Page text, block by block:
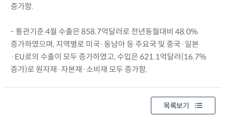
증가함.
- 통관기준 4월 수출은 858.7억달러로 전년동월대비 48.0%
증가하였으며, 지역별로 미국·동남아 등 주요국 및 중국·일본
·EU로의 수출이 모두 증가하였고, 수입은 621.1억달러(16.7%
증가)로 원자재·자본재·소비재 모두 증가함.
목록보기